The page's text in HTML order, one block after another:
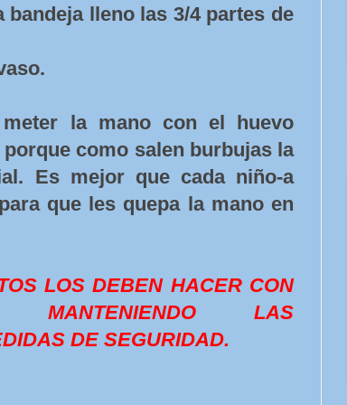
lleno las 3/4 partes de
la mano con el huevo
como salen burbujas la
Es mejor que cada niño-a
que les quepa la mano en
LOS DEBEN HACER CON
LAS
DE SEGURIDAD.